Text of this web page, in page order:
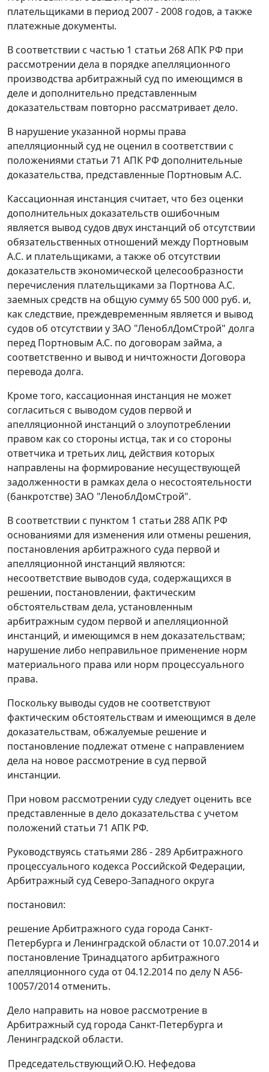
плательщиками в период 2007 - 2008 годов, а также
платежные документы.
В соответствии с частью 1 статьи 268 АПК РФ при
рассмотрении дела в порядке апелляционного
производства арбитражный суд по имеющимся в
деле и дополнительно представленным
доказательствам повторно рассматривает дело.
В нарушение указанной нормы права
апелляционный суд не оценил в соответствии с
положениями статьи 71 АПК РФ дополнительные
доказательства, представленные Портновым А.С.
Кассационная инстанция считает, что без оценки
дополнительных доказательств ошибочным
является вывод судов двух инстанций об отсутствии
обязательственных отношений между Портновым
А.С. и плательщиками, а также об отсутствии
доказательств экономической целесообразности
перечисления плательщиками за Портнова А.С.
заемных средств на общую сумму 65 500 000 руб. и,
как следствие, преждевременным является и вывод
судов об отсутствии у ЗАО "ЛеноблДомСтрой" долга
перед Портновым А.С. по договорам займа, а
соответственно и вывод и ничтожности Договора
перевода долга.
Кроме того, кассационная инстанция не может
согласиться с выводом судов первой и
апелляционной инстанций о злоупотреблении
правом как со стороны истца, так и со стороны
ответчика и третьих лиц, действия которых
направлены на формирование несуществующей
задолженности в рамках дела о несостоятельности
(банкротстве) ЗАО "ЛеноблДомСтрой".
В соответствии с пунктом 1 статьи 288 АПК РФ
основаниями для изменения или отмены решения,
постановления арбитражного суда первой и
апелляционной инстанций являются:
несоответствие выводов суда, содержащихся в
решении, постановлении, фактическим
обстоятельствам дела, установленным
арбитражным судом первой и апелляционной
инстанций, и имеющимся в нем доказательствам;
нарушение либо неправильное применение норм
материального права или норм процессуального
права.
Поскольку выводы судов не соответствуют
фактическим обстоятельствам и имеющимся в деле
доказательствам, обжалуемые решение и
постановление подлежат отмене с направлением
дела на новое рассмотрение в суд первой
инстанции.
При новом рассмотрении суду следует оценить все
представленные в дело доказательства с учетом
положений статьи 71 АПК РФ.
Руководствуясь статьями 286 - 289 Арбитражного
процессуального кодекса Российской Федерации,
Арбитражный суд Северо-Западного округа
постановил:
решение Арбитражного суда города Санкт-
Петербурга и Ленинградской области от 10.07.2014 и
постановление Тринадцатого арбитражного
апелляционного суда от 04.12.2014 по делу N А56-
10057/2014 отменить.
Дело направить на новое рассмотрение в
Арбитражный суд города Санкт-Петербурга и
Ленинградской области.
ПредседательствующийО.Ю. Нефедова